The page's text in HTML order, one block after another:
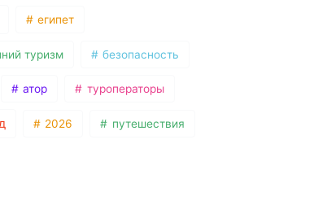
египет
туризм безопасность
атор туроператоры
2026 путешествия